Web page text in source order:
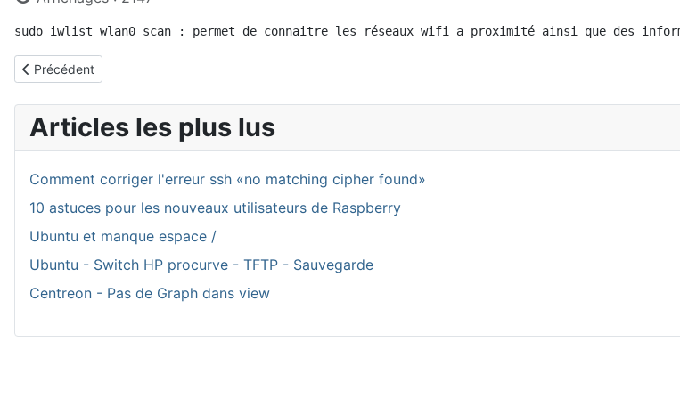
sudo iwlist wlan0 scan : permet de connaitre les réseaux wifi a proximité ainsi que des
Article précédent : Lancer un scipt au démarrage du système
Précédent
Articles les plus lus
Comment corriger l'erreur ssh «no matching cipher found»
10 astuces pour les nouveaux utilisateurs de Raspberry
Ubuntu et manque espace /
Ubuntu - Switch HP procurve - TFTP - Sauvegarde
Centreon - Pas de Graph dans view